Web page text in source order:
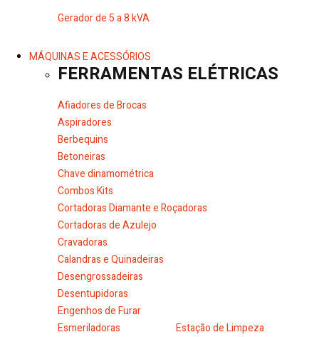
Gerador de 5 a 8 kVA
MÁQUINAS E ACESSÓRIOS
FERRAMENTAS ELÉTRICAS
Afiadores de Brocas
Aspiradores
Berbequins
Betoneiras
Chave dinamométrica
Combos Kits
Cortadoras Diamante e Roçadoras
Cortadoras de Azulejo
Cravadoras
Calandras e Quinadeiras
Desengrossadeiras
Desentupidoras
Engenhos de Furar
Esmeriladoras
Estação de Limpeza